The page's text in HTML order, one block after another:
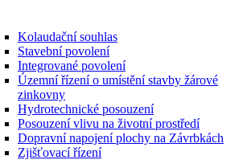
Kolaudační souhlas
Stavební povolení
Integrované povolení
Územní řízení o umístění stavby žárové
zinkovny
Hydrotechnické posouzení
Posouzení vlivu na životní prostředí
Dopravní napojení plochy na Závrbkách
Zjišťovací řízení